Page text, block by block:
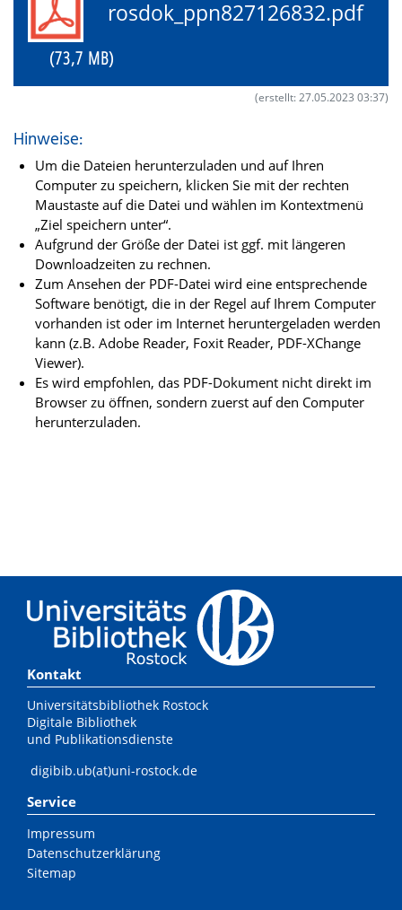
rosdok_ppn827126832.pdf
(73,7 MB)
(erstellt: 27.05.2023 03:37)
Hinweise:
Um die Dateien herunterzuladen und auf Ihren
Computer zu speichern, klicken Sie mit der rechten
Maustaste auf die Datei und wählen im Kontextmenü
„Ziel speichern unter“.
Aufgrund der Größe der Datei ist ggf. mit längeren
Downloadzeiten zu rechnen.
Zum Ansehen der PDF-Datei wird eine entsprechende
Software benötigt, die in der Regel auf Ihrem Computer
vorhanden ist oder im Internet heruntergeladen werden
kann (z.B. Adobe Reader, Foxit Reader, PDF-XChange
Viewer).
Es wird empfohlen, das PDF-Dokument nicht direkt im
Browser zu öffnen, sondern zuerst auf den Computer
herunterzuladen.
Kontakt
Universitätsbibliothek Rostock
Digitale Bibliothek
und Publikationsdienste
digibib.ub(at)uni-rostock.de
Service
Impressum
Datenschutzerklärung
Sitemap